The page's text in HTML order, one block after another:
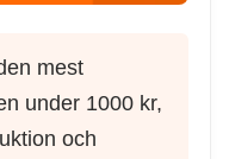
mest
under 1000 kr,
och